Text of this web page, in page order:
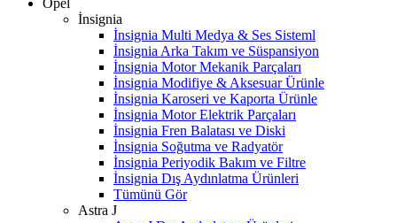
Opel
İnsignia
İnsignia Multi Medya & Ses Sisteml
İnsignia Arka Takım ve Süspansiyon
İnsignia Motor Mekanik Parçaları
İnsignia Modifiye & Aksesuar Ürünle
İnsignia Karoseri ve Kaporta Ürünle
İnsignia Motor Elektrik Parçaları
İnsignia Fren Balatası ve Diski
İnsignia Soğutma ve Radyatör
İnsignia Periyodik Bakım ve Filtre
İnsignia Dış Aydınlatma Ürünleri
Tümünü Gör
Astra J